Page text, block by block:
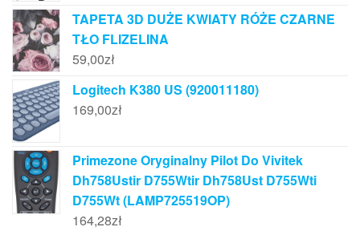
TAPETA 3D DUŻE KWIATY RÓŻE CZARNE
TŁO FLIZELINA
59,00zł
Logitech K380 US (920011180)
169,00zł
Primezone Oryginalny Pilot Do Vivitek
Dh758Ustir D755Wtir Dh758Ust D755Wti
D755Wt (LAMP725519OP)
164,28zł